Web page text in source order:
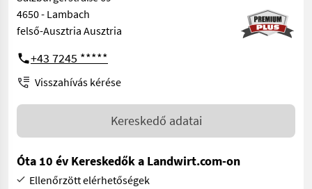
4650 - Lambach
felső-Ausztria Ausztria
+43 7245 *****
Visszahívás kérése
Kereskedő adatai
Óta 10 év Kereskedők a Landwirt.com-on
Ellenőrzött elérhetőségek